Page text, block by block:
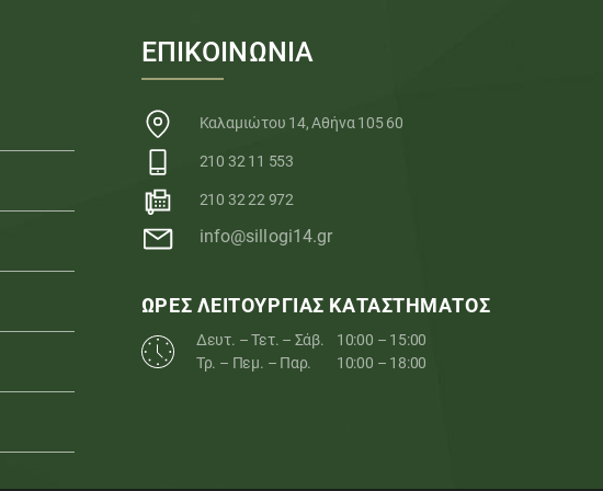
ΕΠΙΚΟΙΝΩΝΙΑ
Καλαμιώτου 14, Αθήνα 105 60
210 32 11 553
210 32 22 972
info@sillogi14.gr
ΩΡΕΣ ΛΕΙΤΟΥΡΓΙΑΣ ΚΑΤΑΣΤΗΜΑΤΟΣ
Δευτ. – Τετ. – Σάβ.
10:00 – 15:00
Τρ. – Πεμ. – Παρ.
10:00 – 18:00